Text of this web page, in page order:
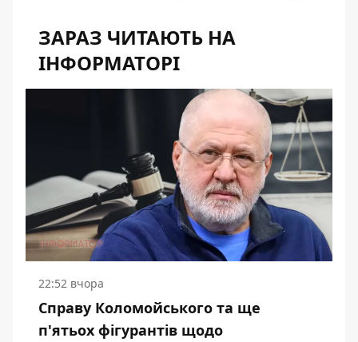
ЗАРАЗ ЧИТАЮТЬ НА
ІНФОРМАТОРІ
22:52 вчора
Справу Коломойського та ще
п'ятьох фігурантів щодо